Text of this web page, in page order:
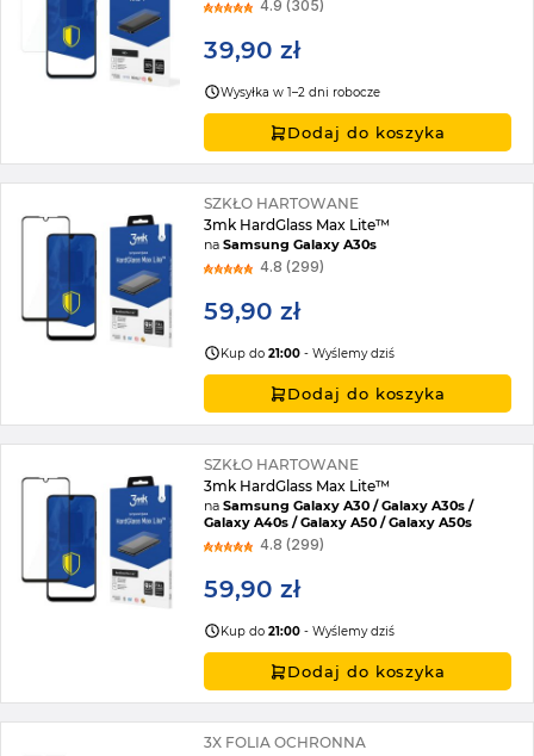
4.9 (305)
39,90 zł
Wysyłka w 1–2 dni robocze
Dodaj do koszyka
SZKŁO HARTOWANE
3mk HardGlass Max Lite™
naSamsung Galaxy A30s
4.8 (299)
59,90 zł
Kup do21:00 - Wyślemy dziś
Dodaj do koszyka
SZKŁO HARTOWANE
3mk HardGlass Max Lite™
naSamsung Galaxy A30 / Galaxy A30s /
Galaxy A40s / Galaxy A50 / Galaxy A50s
4.8 (299)
59,90 zł
Kup do21:00 - Wyślemy dziś
Dodaj do koszyka
3X FOLIA OCHRONNA